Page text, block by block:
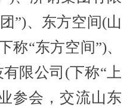
”)、东方空间(山
称“东方空间”)、
限公司(下称“上
参会，交流山东